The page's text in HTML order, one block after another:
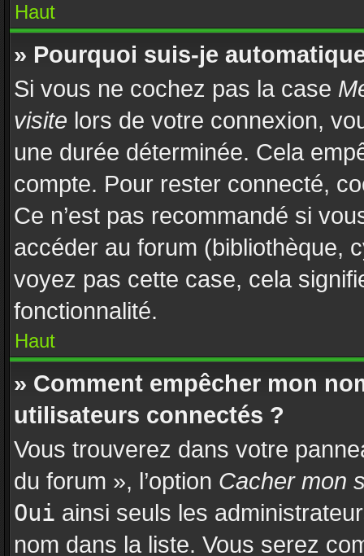
Haut
» Pourquoi suis-je
Si vous ne cochez pas la case
visite lors de votre connexion,
une durée déterminée. Cela
compte. Pour rester connecté,
Ce n’est pas recommandé si
accéder au forum (bibliothèque,
voyez pas cette case, cela
fonctionnalité.
Haut
» Comment empêcher mon
utilisateurs connectés ?
Vous trouverez dans votre
du forum », l’option Cacher mon
Oui ainsi seuls les
nom dans la liste. Vous serez